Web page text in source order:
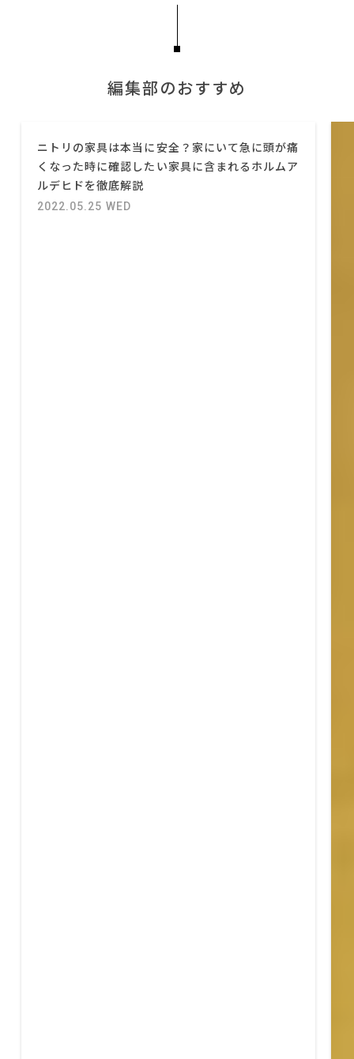
編集部のおすすめ
ニトリの家具は本当に安全？家にいて急に頭が痛
くなった時に確認したい家具に含まれるホルムア
ルデヒドを徹底解説
2022.05.25 WED